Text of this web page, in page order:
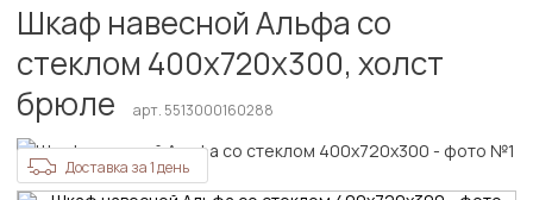
Шкаф навесной Альфа со
стеклом 400х720х300, холст
брюле
арт. 5513000160288
Доставка за 1 день